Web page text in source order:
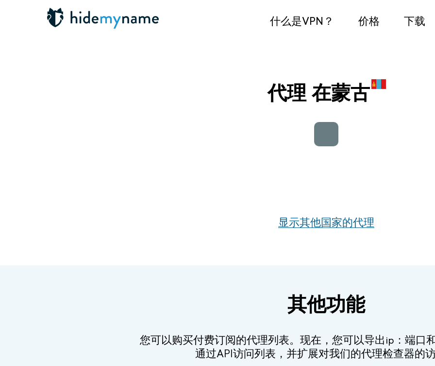
什么是VPN？ 价格 下载
代理 在蒙古
显示其他国家的代理
其他功能
您可以购买付费订阅的代理列表。现在，您可以导出ip：端口
通过API访问列表，并扩展对我们的代理检查器的